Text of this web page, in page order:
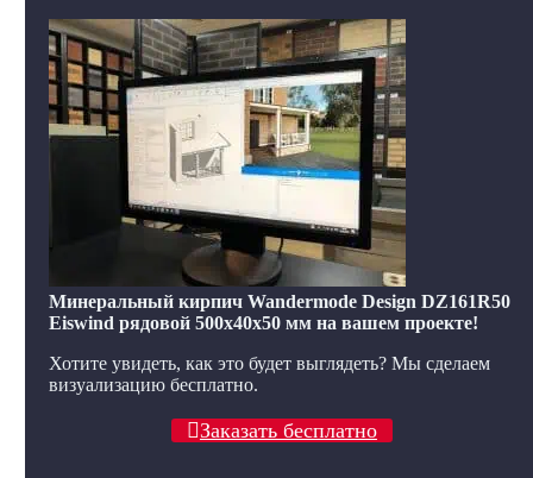
Минеральный кирпич Wandermode Design DZ161R50
Eiswind рядовой 500x40x50 мм на вашем проекте!
Хотите увидеть, как это будет выглядеть? Мы сделаем
визуализацию бесплатно.
Заказать бесплатно